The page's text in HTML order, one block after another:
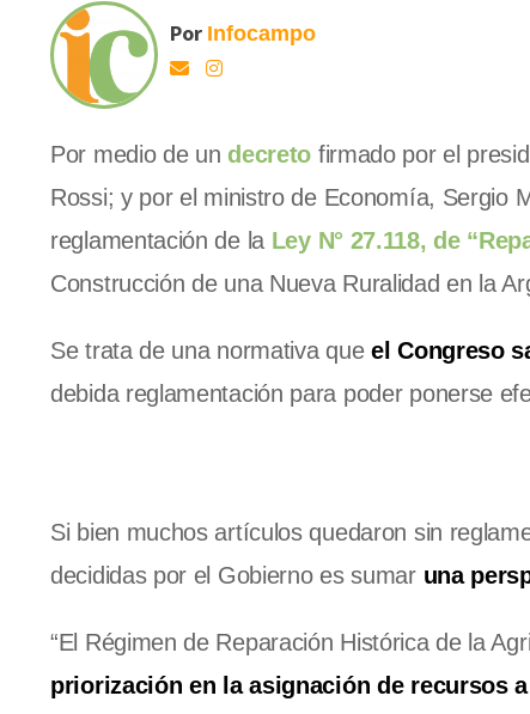
Por Infocampo
Por medio de un decreto firmado por el
Rossi; y por el ministro de Economía, Sergio
reglamentación de la Ley N° 27.118, de
Construcción de una Nueva Ruralidad en la
Se trata de una normativa que el Congreso
debida reglamentación para poder ponerse
Si bien muchos artículos quedaron sin
decididas por el Gobierno es sumar una
“El Régimen de Reparación Histórica de la
priorización en la asignación de recursos